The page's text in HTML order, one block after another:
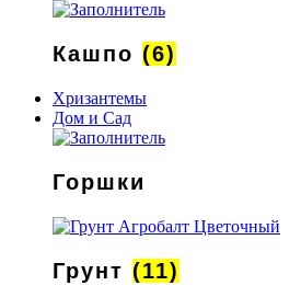
Кашпо (6)
Хризантемы
Дом и Сад
Горшки
Грунт (11)